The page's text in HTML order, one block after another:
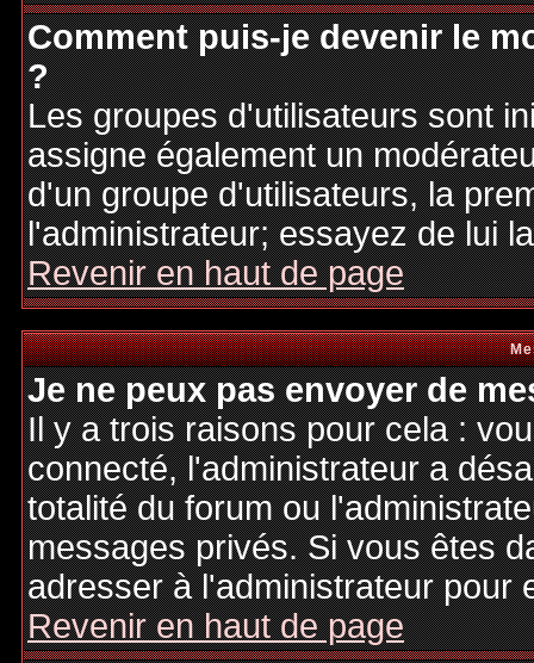
Comment puis-je devenir le
?
Les groupes d'utilisateurs sont
assigne également un
d'un groupe d'utilisateurs, la
l'administrateur; essayez de lui
Revenir en haut de page
Je ne peux pas envoyer de
Il y a trois raisons pour cela :
connecté, l'administrateur a
totalité du forum ou
messages privés. Si vous êtes
adresser à l'administrateur pour
Revenir en haut de page